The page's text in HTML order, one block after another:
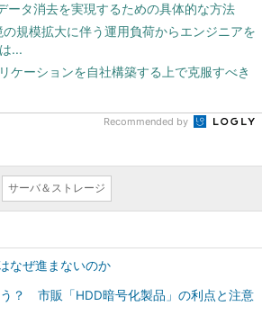
ータ消去を実現するための具体的な方法
規模拡大に伴う運用負荷からエンジニアを
...
ケーションを自社構築する上で克服すべき
Recommended by
サーバ＆ストレージ
なぜ進まないのか
？ 市販「HDD暗号化製品」の利点と注意